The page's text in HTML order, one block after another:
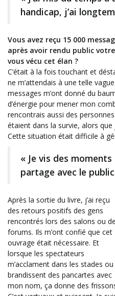
handicap, j’ai
Vous avez reçu 15 000
après avoir rendu public
vous vécu cet élan ?
C’était à la fois touchant et
ne m’attendais à une telle
messages m’ont donné du
d’énergie pour mener mon
rencontrais aussi des
étaient dans la survie, alors
Cette situation était difficile à
« Je vis des moments
partage avec le
Après la sortie du livre, j’ai reçu
des retours positifs des gens
rencontrés lors des salons ou
forums. Ils m’ont confié que cet
ouvrage était nécessaire. Et
lorsque les spectateurs
m’acclament dans les stades ou
brandissent des pancartes avec
mon nom, ça donne des